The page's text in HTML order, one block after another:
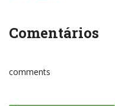
Comentários
comments